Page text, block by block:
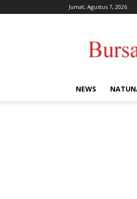
Jumat, Agustus 7, 2026
NEWS